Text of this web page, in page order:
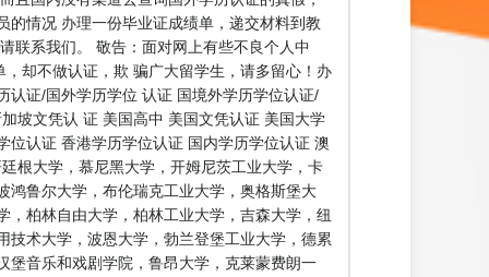
的情况 办理一份毕业证成绩单，递交材料到教
联系我们。 敬告：面对网上有些不良个人中
却不做认证，欺 骗广大留学生，请多留心！办
认证/国外学历学位 认证 国境外学历学位认证/
坡文凭认 证 美国高中 美国文凭认证 美国大学
位认证 香港学历学位认证 国内学历学位认证 澳
根大学，慕尼黑大学，开姆尼茨工业大学，卡
鸿鲁尔大学，布伦瑞克工业大学，奥格斯堡大
柏林自由大学，柏林工业大学，吉森大学，纽
术大学，波恩大学，勃兰登堡工业大学，德累
堡音乐和戏剧学院，鲁昂大学，克莱蒙费朗一